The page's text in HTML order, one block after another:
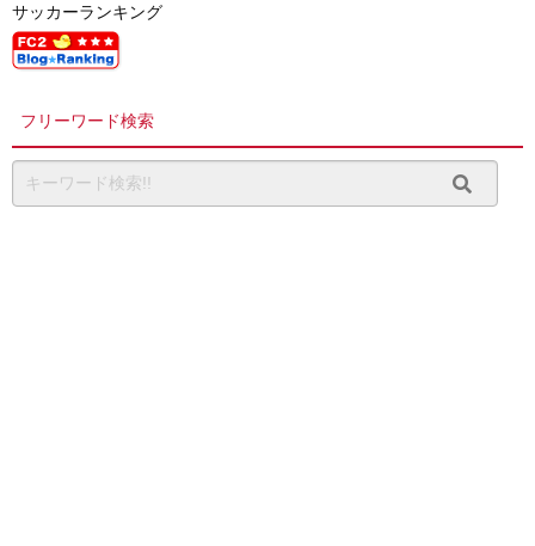
サッカーランキング
フリーワード検索